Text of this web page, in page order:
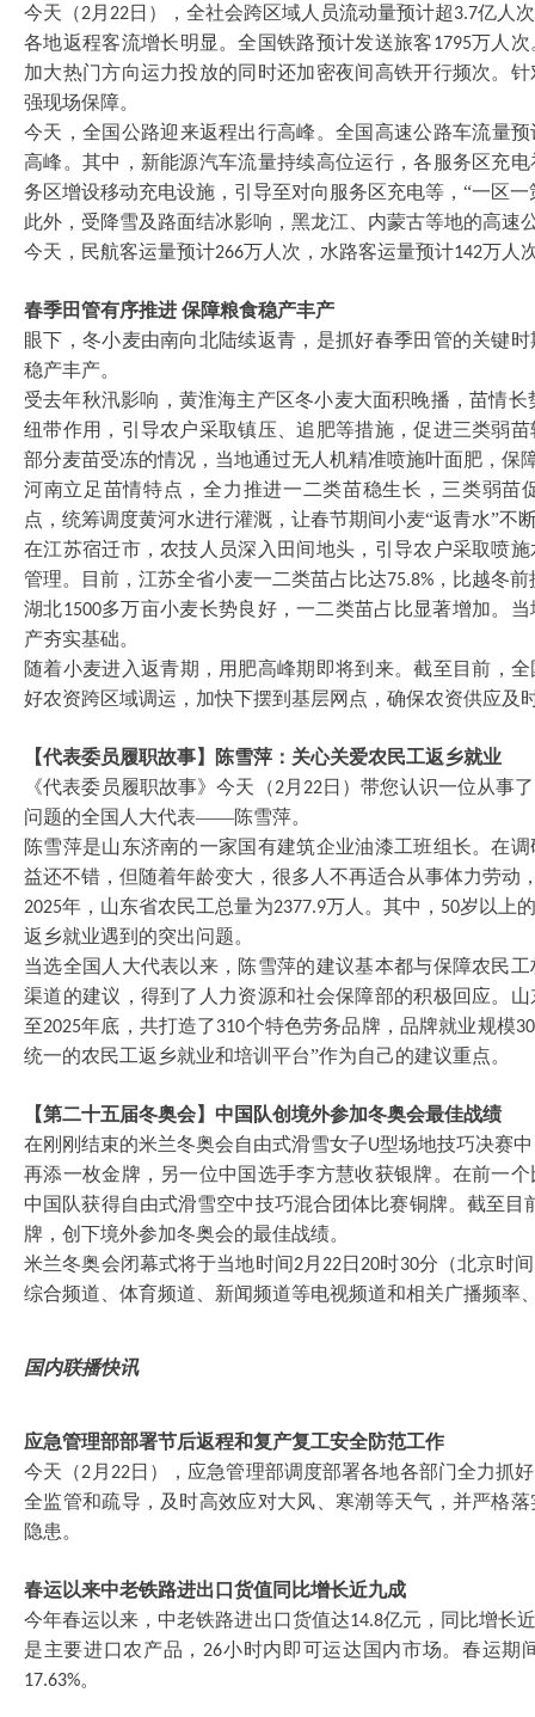
今天（2月 22日），全社会跨区域人员流动量预计超3.7亿人
各地返程客流增长明显。全国铁路预计发送旅客1795万人次
加大热门方向运力投放的同时还加密夜间高铁开行频次。
强现场保障。
今天，全国公路迎来返程出行高峰。全国高速公路车流量预
高峰。其中，新能源汽车流量持续高位运行，各服务区充
务区增设移动充电设施，引导至对向服务区充电等，“一区一
此外，受降雪及路面结冰影响，黑龙江、内蒙古等地的高速
今天，民航客运量预计266万人次，水路客运量预计142万人
春季田管有序推进 保障粮食稳产丰产
眼下，冬小麦由南向北陆续返青，是抓好春季田管的关键
稳产丰产。
受去年秋汛影响，黄淮海主产区冬小麦大面积晚播，苗情
纽带作用，引导农户采取镇压、追肥等措施，促进三类弱
部分麦苗受冻的情况，当地通过无人机精准喷施叶面肥，保
河南立足苗情特点，全力推进一二类苗稳生长，三类弱苗
点，统筹调度黄河水进行灌溉，让春节期间小麦“返青水”不
在江苏宿迁市，农技人员深入田间地头，引导农户采取喷
管理。目前，江苏全省小麦一二类苗占比达75.8% ，比越冬
湖北1500多万亩小麦长势良好，一二类苗占比显著增加。
产夯实基础。
随着小麦进入返青期，用肥高峰期即将到来。截至目前，
好农资跨区域调运，加快下摆到基层网点，确保农资供应及
【代表委员履职故事】陈雪萍：关心关爱农民工返乡就业
《代表委员履职故事》今天（2月 22日）带您认识一位从事了
问题的全国人大代表——陈雪萍。
陈雪萍是山东济南的一家国有建筑企业油漆工班组长。在
益还不错，但随着年龄变大，很多人不再适合从事体力劳动
2025年，山东省农民工总量为2377.9万人。其中， 50岁以上
返乡就业遇到的突出问题。
当选全国人大代表以来，陈雪萍的建议基本都与保障农民
渠道的建议，得到了人力资源和社会保障部的积极回应。
至2025年底，共打造了310个特色劳务品牌，品牌就业规模
统一的农民工返乡就业和培训平台”作为自己的建议重点。
【第二十五届冬奥会】中国队创境外参加冬奥会最佳战绩
在刚刚结束的米兰冬奥会自由式滑雪女子U型场地技巧决赛
再添一枚金牌，另一位中国选手李方慧收获银牌。在前一
中国队获得自由式滑雪空中技巧混合团体比赛铜牌。截至目
牌，创下境外参加冬奥会的最佳战绩。
米兰冬奥会闭幕式将于当地时间2月 22日 20时30分（北京时间
综合频道、体育频道、新闻频道等电视频道和相关广播频率
国内联播快讯
应急管理部部署节后返程和复产复工安全防范工作
今天（2 月 22日），应急管理部调度部署各地各部门全力抓
全监管和疏导，及时高效应对大风、寒潮等天气，并严格
隐患。
春运以来中老铁路进出口货值同比增长近九成
今年春运以来，中老铁路进出口货值达14.8亿元，同比增长
是主要进口农产品， 26小时内即可运达国内市场。春运期
17.63%。